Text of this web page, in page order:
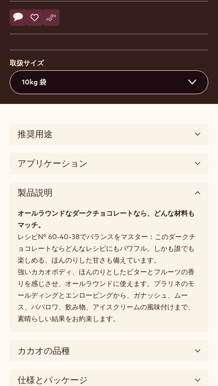
Actions
コメント
- 60-40-38
保存
- 60-40-38
比較
- 60-40-38
取扱サイズ
10kg 袋
推奨用途
アプリケーション
製品説明
オールラウンドなダークチョコレートなら、どんな材料も
マッチ。
レシピN° 60-40-38でバランスをマスター：このダークチ
ョコレートならどんなレシピにもパワフル。しかも誰でも
楽しめる、ほんのりした甘さも備えています。
強いカカオボディ、ほんのりとしたビターとフルーツの香
りを感じさせ、オールラウンドに使えます。プラリネのモ
ールディングとエンロービングから、ガナッシュ、ムー
ス、ババロワ、飲み物、アイスクリームの風味付けまで、
素晴らしい結果をお約束します。
カカオの品種
仕様とパッケージ